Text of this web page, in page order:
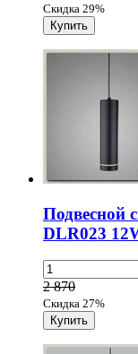
Скидка 29%
Подвесной
DLR023
2 870
Скидка 27%